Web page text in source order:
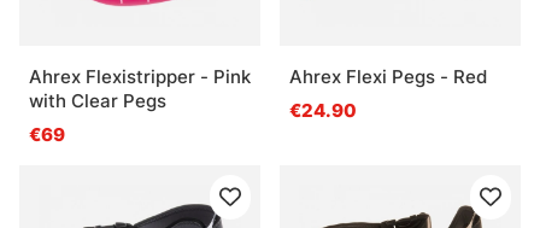
Ahrex Flexistripper - Pink
with Clear Pegs
€69
Ahrex Flexi Pegs - Red
€24.90